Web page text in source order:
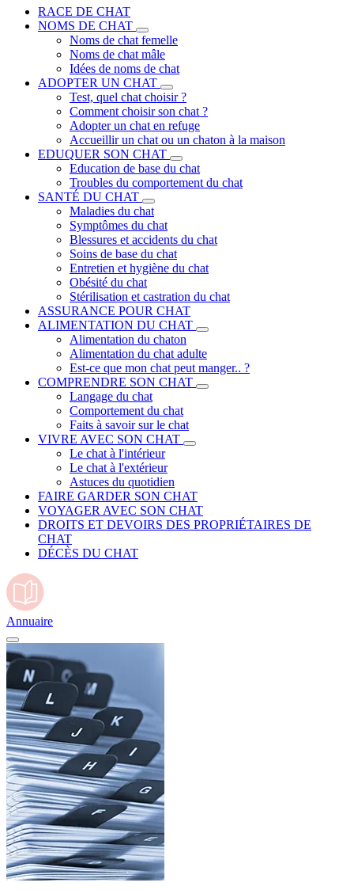
RACE DE CHAT
NOMS DE CHAT
Noms de chat femelle
Noms de chat mâle
Idées de noms de chat
ADOPTER UN CHAT
Test, quel chat choisir ?
Comment choisir son chat ?
Adopter un chat en refuge
Accueillir un chat ou un chaton à la maison
EDUQUER SON CHAT
Education de base du chat
Troubles du comportement du chat
SANTÉ DU CHAT
Maladies du chat
Symptômes du chat
Blessures et accidents du chat
Soins de base du chat
Entretien et hygiène du chat
Obésité du chat
Stérilisation et castration du chat
ASSURANCE POUR CHAT
ALIMENTATION DU CHAT
Alimentation du chaton
Alimentation du chat adulte
Est-ce que mon chat peut manger.. ?
COMPRENDRE SON CHAT
Langage du chat
Comportement du chat
Faits à savoir sur le chat
VIVRE AVEC SON CHAT
Le chat à l'intérieur
Le chat à l'extérieur
Astuces du quotidien
FAIRE GARDER SON CHAT
VOYAGER AVEC SON CHAT
DROITS ET DEVOIRS DES PROPRIÉTAIRES DE
CHAT
DÉCÈS DU CHAT
Annuaire